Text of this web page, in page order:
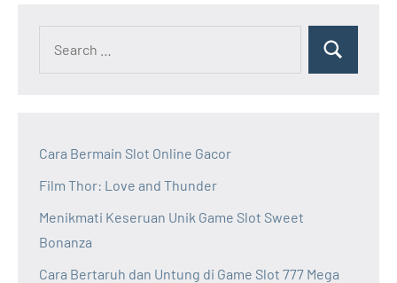
Cara Bermain Slot Online Gacor
Film Thor: Love and Thunder
Menikmati Keseruan Unik Game Slot Sweet
Bonanza
Cara Bertaruh dan Untung di Game Slot 777 Mega